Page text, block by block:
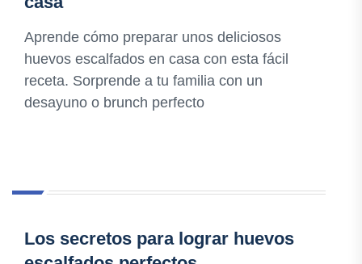
Aprende cómo preparar unos deliciosos
huevos escalfados en casa con esta fácil
receta. Sorprende a tu familia con un
desayuno o brunch perfecto
Los secretos para lograr huevos